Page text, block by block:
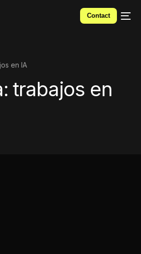
Contact
en IA
trabajos en